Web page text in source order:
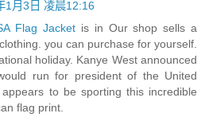
1月3日 凌晨12:16
Flag Jacket is in Our shop sells a
you can purchase for yourself.
holiday. Kanye West announced
run for president of the United
to be sporting this incredible
flag print.